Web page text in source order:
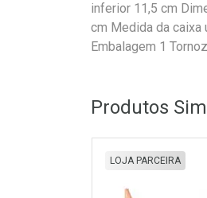
inferior 11,5 cm
cm Medida da caixa
Embalagem 1
Produtos
LOJA PARCEIRA